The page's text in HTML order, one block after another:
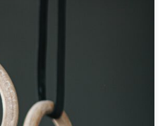
liebe Freunde,
und Leichtathletikverein lädt
ein. Sie findet statt am
Uhr im Gasthaus Hirschen in
Berichte der Vorstände
Finanzen und Wirtschaft